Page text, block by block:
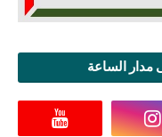
مدار الساعة